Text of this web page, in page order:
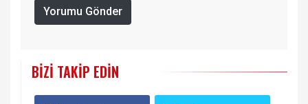
Yorumu Gönder
BIZI TAKIP EDIN